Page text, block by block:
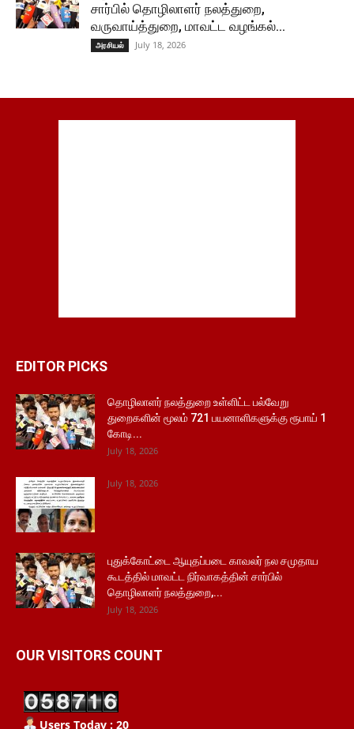
சார்பில் தொழிலாளர் நலத்துறை,
வருவாய்த்துறை, மாவட்ட வழங்கல்...
அரசியல் July 18, 2026
EDITOR PICKS
தொழிலாளர் நலத்துறை உள்ளிட்ட பல்வேறு
துறைகளின் மூலம் 721 பயனாளிகளுக்கு ரூபாய் 1
கோடி...
July 18, 2026
July 18, 2026
புதுக்கோட்டை ஆயுதப்படை காவலர் நல சமுதாய
கூடத்தில் மாவட்ட நிர்வாகத்தின் சார்பில்
தொழிலாளர் நலத்துறை,...
July 18, 2026
OUR VISITORS COUNT
Users Today : 20